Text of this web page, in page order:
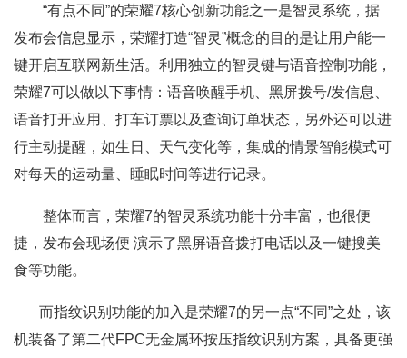
“有点不同”的荣耀7核心创新功能之一是智灵系统，据
发布会信息显示，荣耀打造“智灵”概念的目的是让用户能一
键开启互联网新生活。利用独立的智灵键与语音控制功能，
荣耀7可以做以下事情：语音唤醒手机、黑屏拨号/发信息、
语音打开应用、打车订票以及查询订单状态，另外还可以进
行主动提醒，如生日、天气变化等，集成的情景智能模式可
对每天的运动量、睡眠时间等进行记录。
整体而言，荣耀7的智灵系统功能十分丰富，也很便
捷，发布会现场便 演示了黑屏语音拨打电话以及一键搜美
食等功能。
而指纹识别功能的加入是荣耀7的另一点“不同”之处，该
机装备了第二代FPC无金属环按压指纹识别方案，具备更强